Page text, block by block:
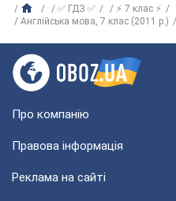
✅ ГДЗ ✅ ⚡ 7 клас ⚡
Англійська мова, 7 клас (2011 р.)
Про компанію
Правова інформація
Реклама на сайті